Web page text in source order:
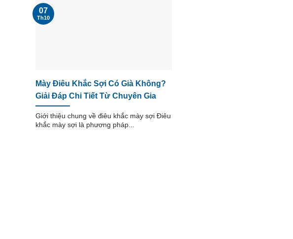
Mày Điêu Khắc Sợi Có Già Không?
Giải Đáp Chi Tiết Từ Chuyên Gia
Giới thiệu chung về điêu khắc mày sợi Điêu
khắc mày sợi là phương pháp...
07
Th10